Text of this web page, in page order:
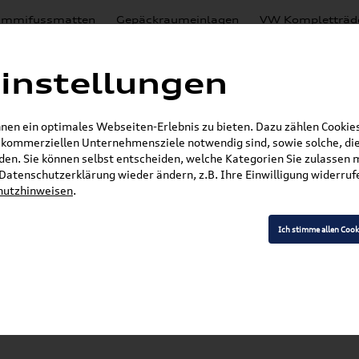
Gepäckraumeinlagen VW
Lackierungen
E-Mail
Zubehör » Transport- & Trägersysteme »
ein optimales Webseiten-Erlebnis zu bieten. Dazu zählen
Unternehmensziele notwendig sind, sowie solche,
Sie können selbst entscheiden, welche Kategorien Sie zulassen
wieder ändern, z.B. Ihre Einwilligung
.
Ich stimme allen